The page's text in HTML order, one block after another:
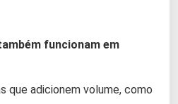
funcionam em
que adicionem volume, como